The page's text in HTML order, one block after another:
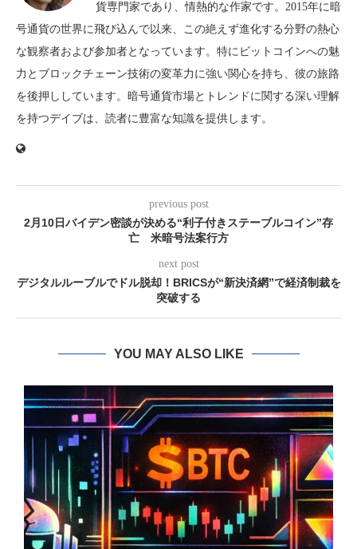
貨専門家であり、情熱的な作家です。2015年に暗
号通貨の世界に飛び込んで以来、この絶えず進化する分野の熱心
な観察者および参加者となっています。特にビットコインへの魅
力とブロックチェーン技術の変革力に強い関心を持ち、彼の旅路
を後押ししています。暗号通貨市場とトレンドに関する深い理解
を持つデイブは、読者に豊富な知識を提供します。
previous post
2月10日バイデン密談が決める“利子付きステーブルコイン”存
亡 米暗号法案行方
next post
デジタルルーブルでドル脱却！BRICSが“新決済網”で経済制裁を
突破する
YOU MAY ALSO LIKE